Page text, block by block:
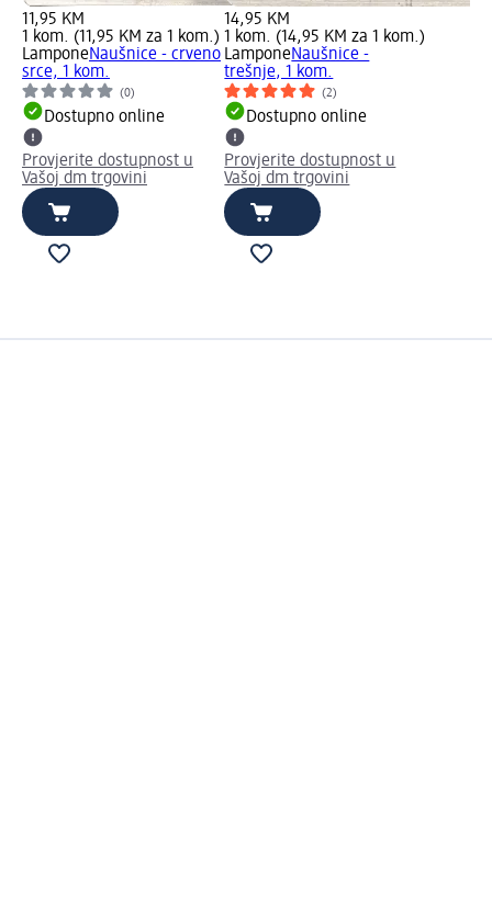
11,95 KM
1 kom. (11,95 KM za 1 kom.)
LamponeNaušnice - crveno
srce, 1 kom.
(0)
Dostupno online
Provjerite dostupnost u
Vašoj dm trgovini
14,95 KM
1 kom. (14,95 KM za 1 kom.)
LamponeNaušnice -
trešnje, 1 kom.
(2)
Dostupno online
Provjerite dostupnost u
Vašoj dm trgovini